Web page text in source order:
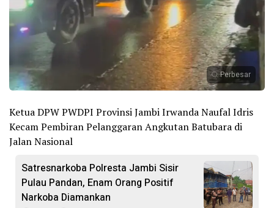
Perbesar
Ketua DPW PWDPI Provinsi Jambi Irwanda Naufal Idris
Kecam Pembiran Pelanggaran Angkutan Batubara di
Jalan Nasional
Satresnarkoba Polresta Jambi Sisir
Pulau Pandan, Enam Orang Positif
Narkoba Diamankan